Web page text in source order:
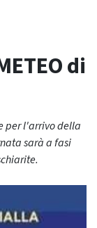
di
per l'arrivo della
sarà a fasi